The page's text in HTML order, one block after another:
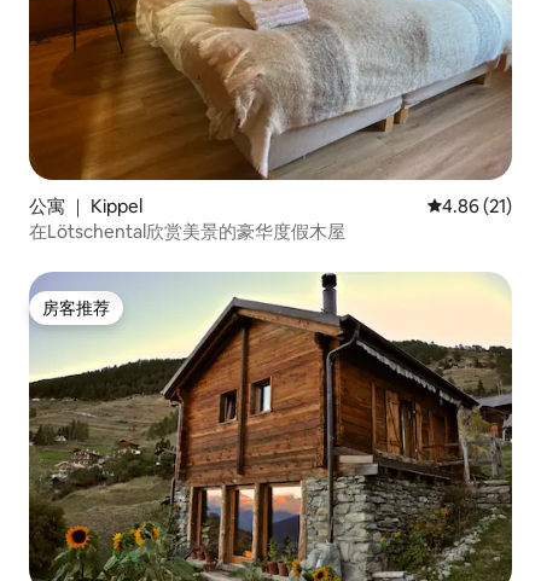
公寓 ｜ Kippel 平均评分
4.86 (21)
在Lötschental欣赏美景的豪华度假木屋
房客推荐
房客推荐